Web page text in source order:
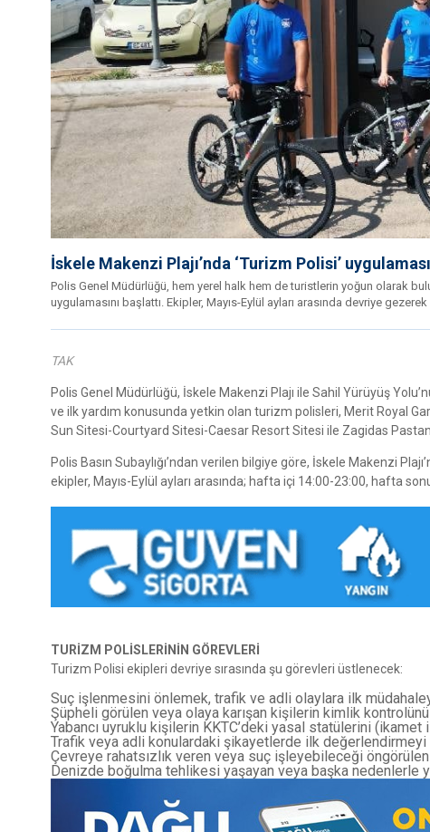
İskele Makenzi Plajı’nda ‘Turizm Polisi’
Polis Genel Müdürlüğü, hem yerel halk hem de turistlerin yoğun olarak
uygulamasını başlattı. Ekipler, Mayıs-Eylül ayları arasında devriye
TAK
Polis Genel Müdürlüğü, İskele Makenzi Plajı ile Sahil Yürüyüş
ve ilk yardım konusunda yetkin olan turizm polisleri, Merit Royal
Sun Sitesi-Courtyard Sitesi-Caesar Resort Sitesi ile Zagidas
Polis Basın Subaylığı’ndan verilen bilgiye göre, İskele Makenzi
ekipler, Mayıs-Eylül ayları arasında; hafta içi 14:00-23:00, hafta
TURİZM POLİSLERİNİN GÖREVLERİ
Turizm Polisi ekipleri devriye sırasında şu görevleri üstlenecek:
Suç işlenmesini önlemek, trafik ve adli olaylara ilk
Şüpheli görülen veya olaya karışan kişilerin kimlik
Yabancı uyruklu kişilerin KKTC’deki yasal statülerini
Trafik veya adli konulardaki şikayetlerde ilk
Çevreye rahatsızlık veren veya suç işleyebileceği
Denizde boğulma tehlikesi yaşayan veya başka nedenlerle